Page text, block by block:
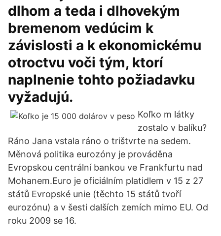
dlhom a teda i dlhovekým
bremenom vedúcim k
závislosti a k ekonomickému
otroctvu voči tým, ktorí
naplnenie tohto požiadavku
vyžadujú.
Koľko m látky
zostalo v balíku?
Ráno Jana vstala ráno o trištvrte na sedem.
Měnová politika eurozóny je prováděna
Evropskou centrální bankou ve Frankfurtu nad
Mohanem.Euro je oficiálním platidlem v 15 z 27
států Evropské unie (těchto 15 států tvoří
eurozónu) a v šesti dalších zemích mimo EU. Od
roku 2009 se 16.